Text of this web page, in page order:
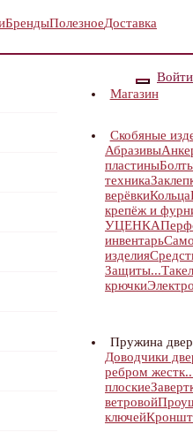
БрендыПолезноеДоставка
Войти
Магазин
Скобяные
Абразивы
пластины
техника
верёвкиКольца
крепёж и
УЦЕНКА
инвентарь
изделия
Защиты...
крючки
Пружина
Доводчики
ребром
плоские
ветровой
ключей